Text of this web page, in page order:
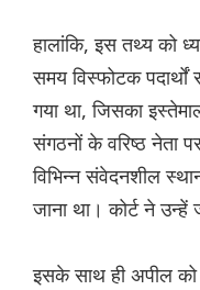
हालांकि, इस तथ्य को
समय विस्फोटक
गया था, जिसका इस्तेमाल
संगठनों के वरिष्ठ नेता
विभिन्न संवेदनशील
जाना था। कोर्ट ने
इसके साथ ही अपील को